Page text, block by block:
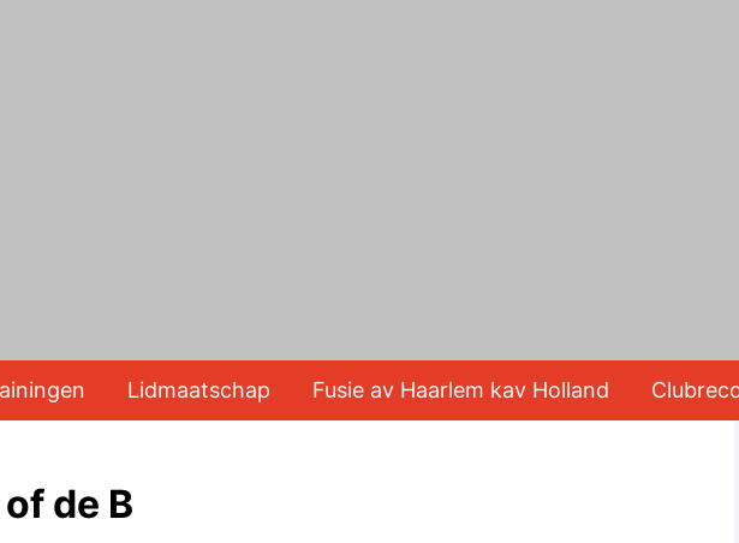
Lidmaatschap Fusie av Haarlem kav Holland
de B